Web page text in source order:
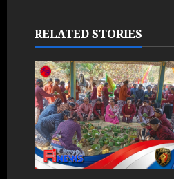
RELATED STORIES